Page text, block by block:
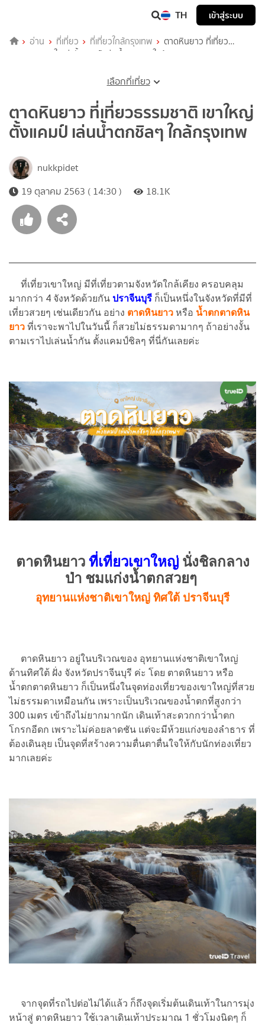
TH เข้าสู่ระบบ
อ่าน ที่เที่ยว ที่เที่ยวใกล้กรุงเทพ
ตาดหินยาว ที่เที่ยว
ธรรมชาติ เขาใหญ่ ตั้งแคมป์ เล่นน้ำตกชิลๆ ใกล้กรุงเทพ
เลือกที่เที่ยว
ตาดหินยาว ที่เที่ยวธรรมชาติ เขาใหญ่
ตั้งแคมป์ เล่นน้ำตกชิลๆ ใกล้กรุงเทพ
nukkpidet
19 ตุลาคม 2563 ( 14:30 )
18.1K
ที่เที่ยวเขาใหญ่ มีที่เที่ยวตามจังหวัดใกล้เคียง ครอบคลุม
มากกว่า 4 จังหวัดด้วยกัน ปราจีนบุรี ก็เป็นหนึ่งในจังหวัดที่มีที่
เที่ยวสวยๆ เช่นเดียวกัน อย่าง ตาดหินยาว หรือ น้ำตกตาดหิน
ยาว ที่เราจะพาไปในวันนี้ ก็สวยไม่ธรรมดามากๆ ถ้าอย่างงั้น
ตามเราไปเล่นน้ำกัน ตั้งแคมป์ชิลๆ ที่นี่กันเลยค่ะ
ตาดหินยาว ที่เที่ยวเขาใหญ่นั่งชิลกลาง
ป่า ชมแก่งน้ำตกสวยๆ
อุทยานแห่งชาติเขาใหญ่ ทิศใต้ ปราจีนบุรี
ตาดหินยาว อยู่ในบริเวณของ อุทยานแห่งชาติเขาใหญ่
ด้านทิศใต้ ฝั่ง จังหวัดปราจีนบุรี ค่ะ โดย ตาดหินยาว หรือ
น้ำตกตาดหินยาว ก็เป็นหนึ่งในจุดท่องเที่ยวของเขาใหญ่ที่สวย
ไม่ธรรมดาเหมือนกัน เพราะเป็นบริเวณของน้ำตกที่สูงกว่า
300 เมตร เข้าถึงไม่ยากมากนัก เดินเท้าสะดวกกว่าน้ำตก
โกรกอีดก เพราะไม่ค่อยลาดชัน แต่จะมีห้วยแก่งของลำธาร ที่
ต้องเดินลุย เป็นจุดที่สร้างความตื่นตาตื่นใจให้กับนักท่องเที่ยว
มากเลยค่ะ
จากจุดที่รถไปต่อไม่ได้แล้ว ก็ถึงจุดเริ่มต้นเดินเท้าในการมุ่ง
หน้าสู่ ตาดหินยาว ใช้เวลาเดินเท้าประมาณ 1 ชั่วโมงนิดๆ ก็